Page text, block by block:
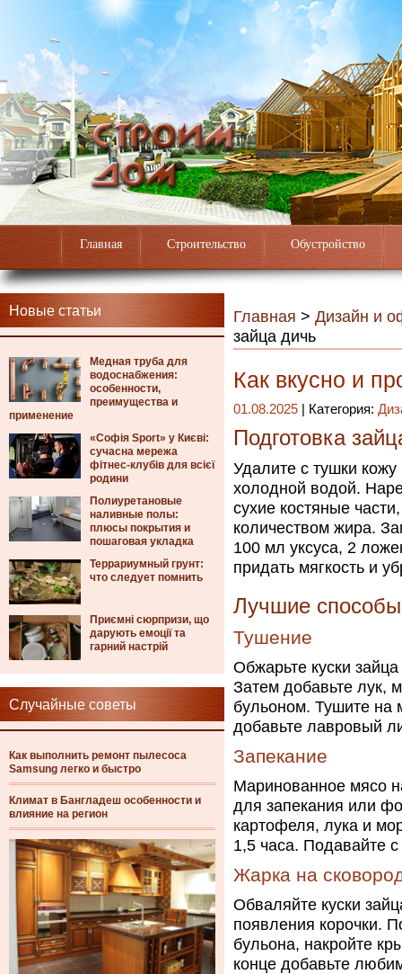
Главная Строительство Обустройство
Новые статьи
Медная труба для
водоснабжения:
особенности,
преимущества и
применение
«Софія Sport» у Києві:
сучасна мережа
фітнес-клубів для всієї
родини
Полиуретановые
наливные полы:
плюсы покрытия и
пошаговая укладка
Террариумный грунт:
что следует помнить
Приємні сюрпризи, що
дарують емоції та
гарний настрій
Случайные советы
Как выполнить ремонт пылесоса
Samsung легко и быстро
Климат в Бангладеш особенности и
влияние на регион
Главная > Дизайн и
зайца дичь
Как вкусно и
01.08.2025 | Категория:
Подготовка
Удалите с тушки
холодной водой.
сухие костяные
количеством жира.
100 мл уксуса, 2
придать мягкость и
Лучшие способы
Тушение
Обжарьте куски
Затем добавьте лук,
бульоном. Тушите на
добавьте лавровый
Запекание
Маринованное мясо
для запекания или
картофеля, лука и
1,5 часа. Подавайте
Жарка на
Обваляйте куски
появления корочки.
бульона, накройте
конце добавьте